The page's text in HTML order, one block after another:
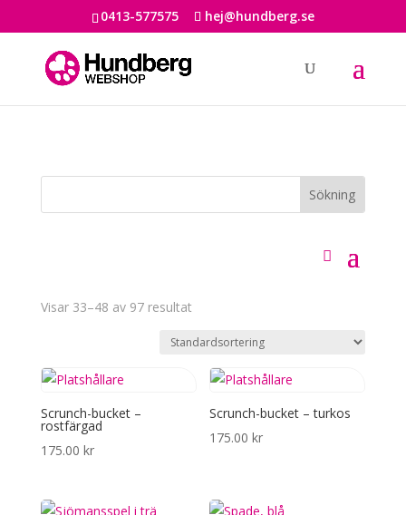
0413-577575 hej@hundberg.se
Visar 33–48 av 97 resultat
Scrunch-bucket –
rostfärgad
175.00 kr
Scrunch-bucket – turkos
175.00kr